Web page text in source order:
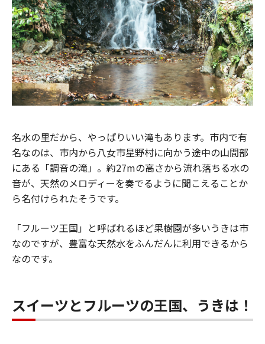
名水の里だから、やっぱりいい滝もあります。市内で有
名なのは、市内から八女市星野村に向かう途中の山間部
にある「調音の滝」。約27mの高さから流れ落ちる水の
音が、天然のメロディーを奏でるように聞こえることか
ら名付けられたそうです。
「フルーツ王国」と呼ばれるほど果樹園が多いうきは市
なのですが、豊富な天然水をふんだんに利用できるから
なのです。
スイーツとフルーツの王国、うきは！